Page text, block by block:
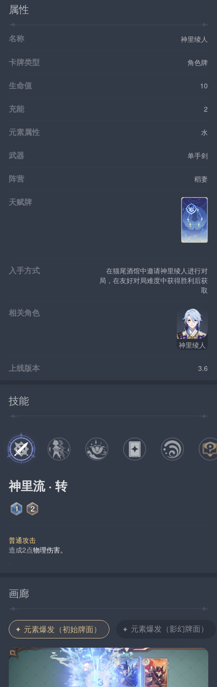
属性
名称 神里绫人
卡牌类型 角色牌
生命值 10
充能 2
元素属性 水
武器 单手剑
阵营 稻妻
天赋牌
入手方式
在猫尾酒馆中邀请神里绫人进行对
局，在友好对局难度中获得胜利后获
取
相关角色
神里绫人
上线版本 3.6
技能
神里流 · 转
普通攻击
造成2点物理伤害。
画廊
元素爆发（初始牌面） 元素爆发（影幻牌面）